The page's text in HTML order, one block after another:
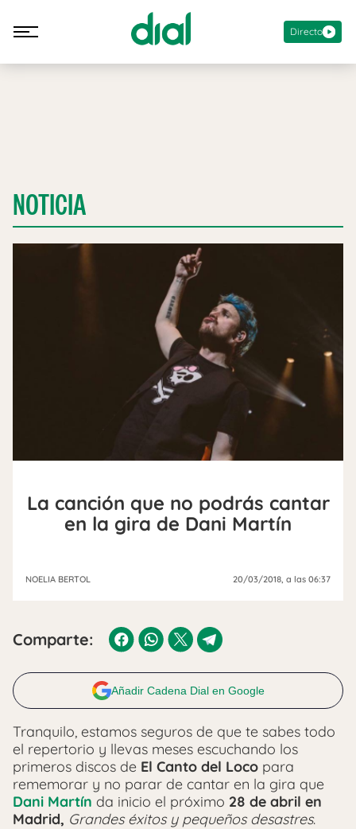
Directo
NOTICIA
La canción que no podrás cantar
en la gira de Dani Martín
NOELIA BERTOL 20/03/2018, a las 06:37
Comparte:
Añadir Cadena Dial en Google
Tranquilo, estamos seguros de que te sabes todo
el repertorio y llevas meses escuchando los
primeros discos de El Canto del Loco para
rememorar y no parar de cantar en la gira que
Dani Martín da inicio el próximo 28 de abril en
Madrid, Grandes éxitos y pequeños desastres.